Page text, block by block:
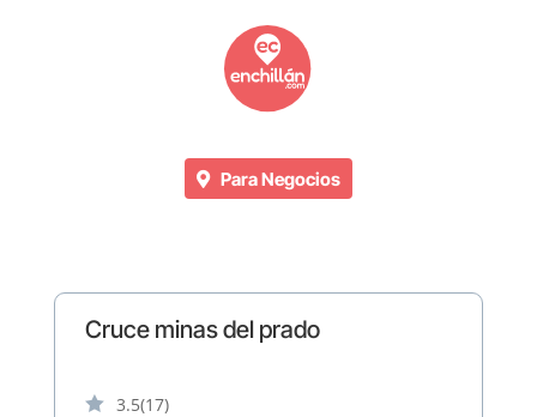
Para Negocios
Cruce minas del prado
 3.5(17)